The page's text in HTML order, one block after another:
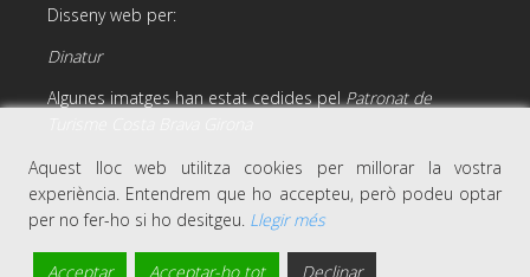
Disseny web per:
Dinatur
Algunes imatges han estat cedides pelPatronat de
Aquest lloc web utilitza cookies per millorar la vostra
experiència. Entendrem que ho accepteu, però podeu optar
per no fer-ho si ho desitgeu. Llegir més
Acceptar Acceptar-ho tot Declinar